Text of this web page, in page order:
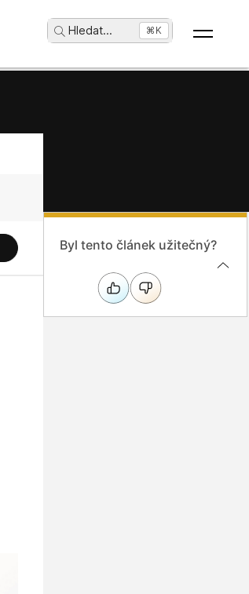
Hledat... ⌘K
Byl tento článek užitečný?